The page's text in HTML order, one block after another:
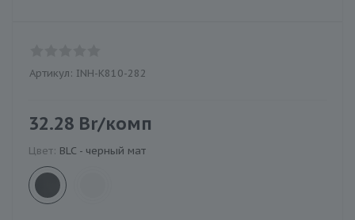
Артикул: INH-K810-282
32.28 Br/комп
Цвет: BLC - черный мат